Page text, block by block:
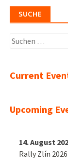
SUCHE
Suchen
Current
Upcoming
14. August
Rally Zlín 2026